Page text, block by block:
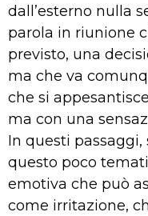
dall’esterno nulla
parola in riunione
previsto, una
ma che va
che si
ma con una
In questi
questo poco
emotiva che può
come irritazione,